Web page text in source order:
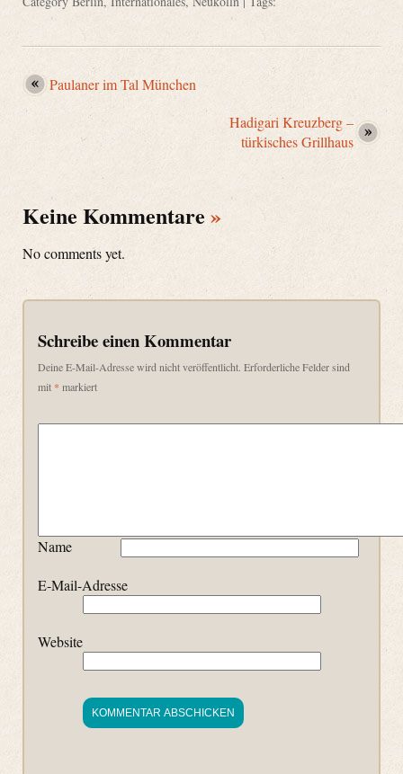
Paulaner im Tal München
Hadigari Kreuzberg –
türkisches Grillhaus
Keine Kommentare »
No comments yet.
Schreibe einen Kommentar
Deine E-Mail-Adresse wird nicht veröffentlicht. Erforderliche Felder sind
mit * markiert
Name
E-Mail-Adresse
Website